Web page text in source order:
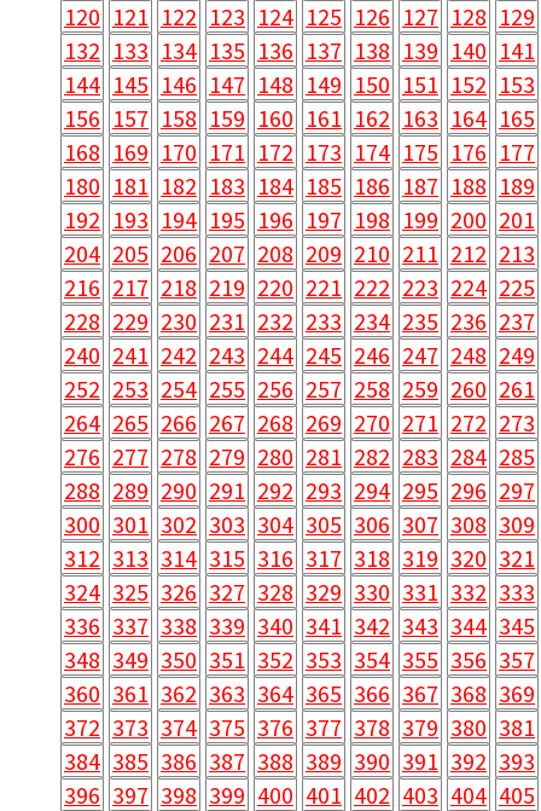
120 121 122 123 124 125 126 127 128 129
132 133 134 135 136 137 138 139 140 141
144 145 146 147 148 149 150 151 152 153
156 157 158 159 160 161 162 163 164 165
168 169 170 171 172 173 174 175 176 177
180 181 182 183 184 185 186 187 188 189
192 193 194 195 196 197 198 199 200 201
204 205 206 207 208 209 210 211 212 213
216 217 218 219 220 221 222 223 224 225
228 229 230 231 232 233 234 235 236 237
240 241 242 243 244 245 246 247 248 249
252 253 254 255 256 257 258 259 260 261
264 265 266 267 268 269 270 271 272 273
276 277 278 279 280 281 282 283 284 285
288 289 290 291 292 293 294 295 296 297
300 301 302 303 304 305 306 307 308 309
312 313 314 315 316 317 318 319 320 321
324 325 326 327 328 329 330 331 332 333
336 337 338 339 340 341 342 343 344 345
348 349 350 351 352 353 354 355 356 357
360 361 362 363 364 365 366 367 368 369
372 373 374 375 376 377 378 379 380 381
384 385 386 387 388 389 390 391 392 393
396 397 398 399 400 401 402 403 404 405